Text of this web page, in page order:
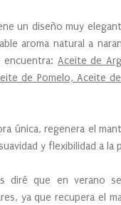
un diseño muy
aroma natural a
encuentra: Aceite de
de Pomelo, Aceite
única, regenera el
y flexibilidad a la
diré que en verano
ya que recupera el